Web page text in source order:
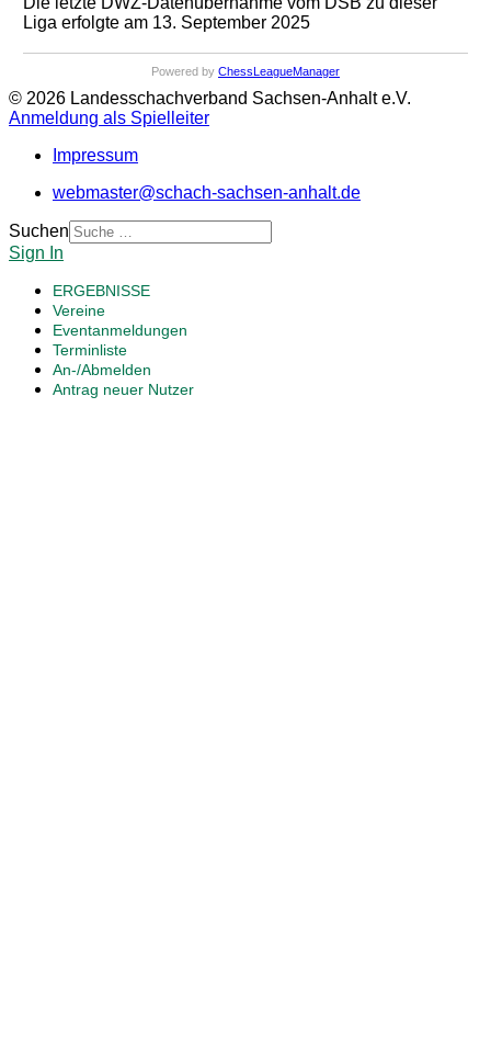
Liga erfolgte am 13. September 2025
Powered by ChessLeagueManager
© 2026 Landesschachverband Sachsen-Anhalt e.V.
Anmeldung als Spielleiter
Impressum
webmaster@schach-sachsen-anhalt.de
Suchen
Sign In
ERGEBNISSE
Vereine
Eventanmeldungen
Terminliste
An-/Abmelden
Antrag neuer Nutzer